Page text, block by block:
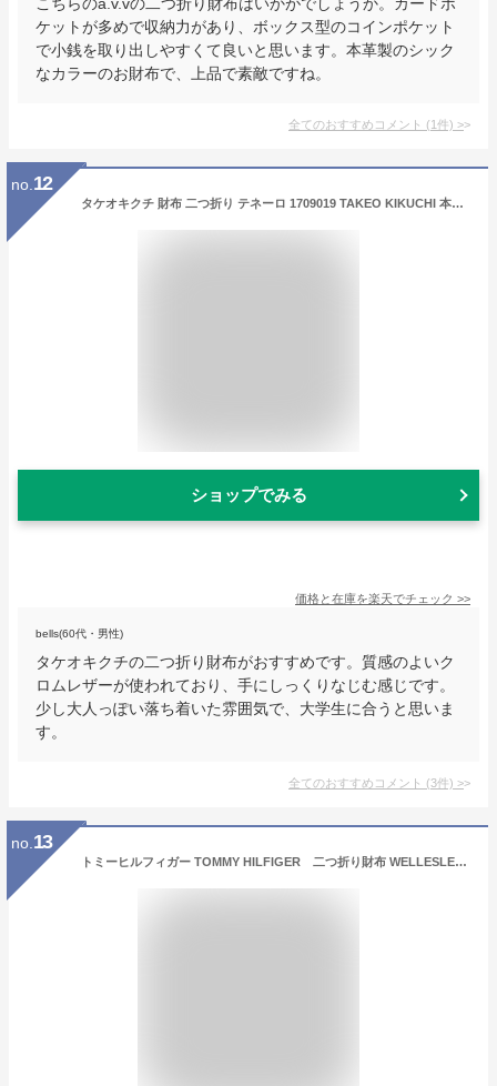
ケットが多めで収納力があり、ボックス型のコインポケット
で小銭を取り出しやすくて良いと思います。本革製のシック
なカラーのお財布で、上品で素敵ですね。
全てのおすすめコメント (1件) >
no. 12
タケオキクチ 財布 二つ折り テネーロ 1709019 TAKEO KIKUCHI 本革 牛革 クロムレザー ギフト プレゼント ブランド専用BOX付き ビジネス[即日発送]
ショップでみる
価格と在庫を楽天でチェック >>
bells(60代・男性)
タケオキクチの二つ折り財布がおすすめです。質感のよいク
ロムレザーが使われており、手にしっくりなじむ感じです。
少し大人っぽい落ち着いた雰囲気で、大学生に合うと思いま
す。
全てのおすすめコメント (3件) >
no. 13
トミーヒルフィガー TOMMY HILFIGER 二つ折り財布 WELLESLEY レザー メンズ 31TL25X005 51962 51963 プレゼント ギフト ブランド ラッピング BOX付